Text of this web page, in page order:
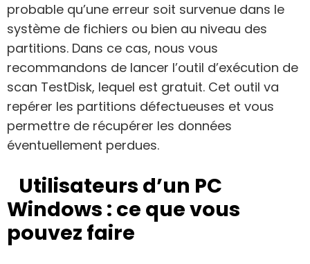
probable qu’une erreur soit survenue dans le
système de fichiers ou bien au niveau des
partitions. Dans ce cas, nous vous
recommandons de lancer l’outil d’exécution de
scan TestDisk, lequel est gratuit. Cet outil va
repérer les partitions défectueuses et vous
permettre de récupérer les données
éventuellement perdues.
Utilisateurs d’un PC
Windows : ce que vous
pouvez faire